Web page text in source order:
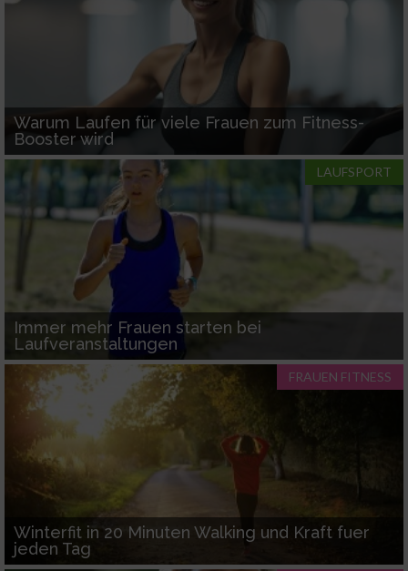
Warum Laufen für viele Frauen zum Fitness-
Booster wird
LAUFSPORT
Immer mehr Frauen starten bei
Laufveranstaltungen
FRAUEN FITNESS
Winterfit in 20 Minuten Walking und Kraft fuer
jeden Tag